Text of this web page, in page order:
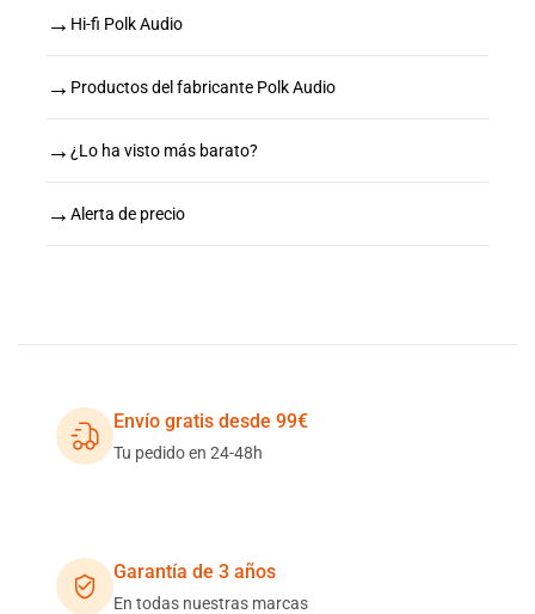
→ Hi-fi Polk Audio
→ Productos del fabricante Polk Audio
→ ¿Lo ha visto más barato?
→ Alerta de precio
Envío gratis desde 99€
Tu pedido en 24-48h
Garantía de 3 años
En todas nuestras marcas